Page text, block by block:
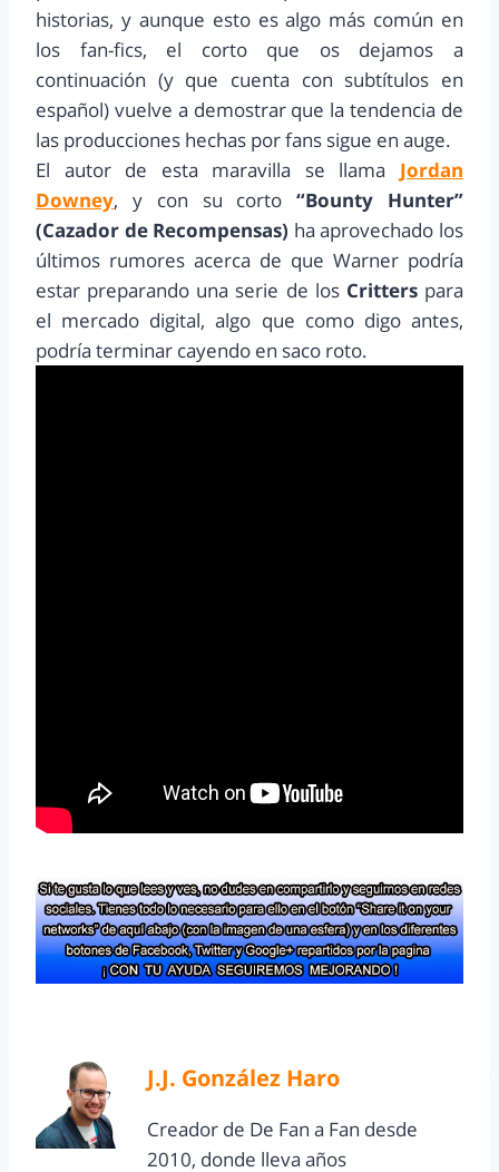
historias, y aunque esto es algo más común en
los fan-fics, el corto que os dejamos a
continuación (y que cuenta con subtítulos en
español) vuelve a demostrar que la tendencia de
las producciones hechas por fans sigue en auge.
El autor de esta maravilla se llama Jordan
Downey, y con su corto“Bounty Hunter”
(Cazador de Recompensas) ha aprovechado los
últimos rumores acerca de que Warner podría
estar preparando una serie de los Critterspara
el mercado digital, algo que como digo antes,
podría terminar cayendo en saco roto.
J.J. González Haro
Creador de De Fan a Fan desde
2010, donde lleva años